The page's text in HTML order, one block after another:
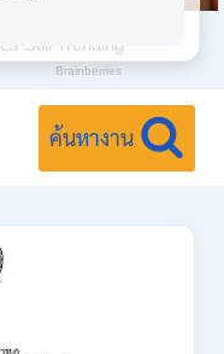
ค้นหางาน